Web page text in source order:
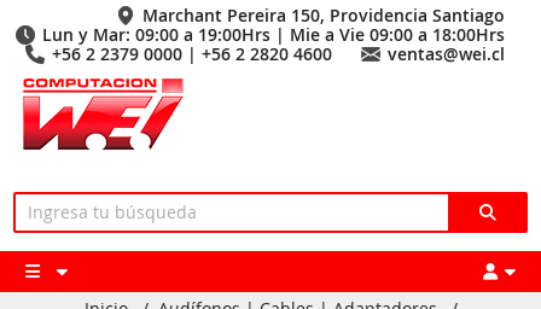
Marchant Pereira 150, Providencia Santiago
Lun y Mar: 09:00 a 19:00Hrs | Mie a Vie 09:00 a 18:00Hrs
+56 2 2379 0000 | +56 2 2820 4600
ventas@wei.cl